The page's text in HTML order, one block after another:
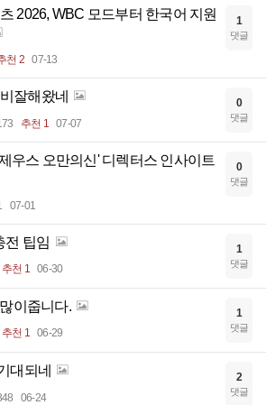
2026, WBC 모드부터 한국어 지원
천 2 07-13
1
댓글
잘해왔네
추천 1 07-07
0
댓글
우스 오만의신' 디렉터스 인사이트
07-01
0
댓글
전 팁임
추천 1 06-30
1
댓글
이줍니다.
추천 1 06-29
1
댓글
대되네
06-24
2
댓글